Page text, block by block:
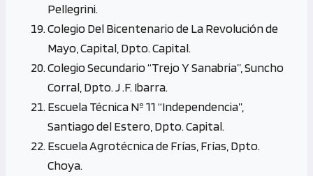
Pellegrini.
Colegio Del Bicentenario de La Revolución de
Mayo, Capital, Dpto. Capital.
Colegio Secundario “Trejo Y Sanabria”, Suncho
Corral, Dpto. J .F. Ibarra.
Escuela Técnica Nº 11 “Independencia”,
Santiago del Estero, Dpto. Capital.
Escuela Agrotécnica de Frías, Frías, Dpto.
Choya.